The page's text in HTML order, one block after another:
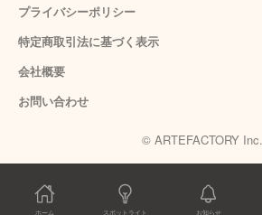
ホーム スポットライト お知らせ
プライバシーポリシー
特定商取引法に基づく表示
会社概要
お問い合わせ
© ARTEFACTORY Inc.